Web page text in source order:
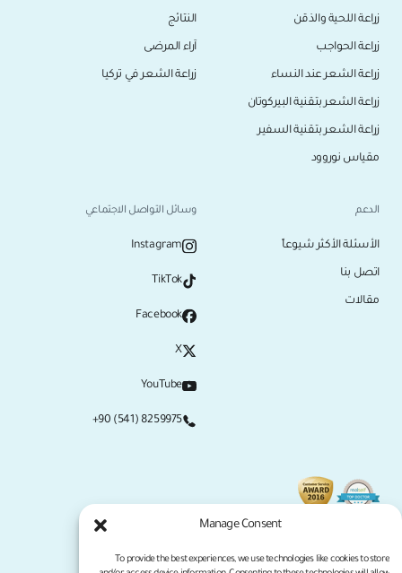
Manage Consent
To provide the best experiences, we use technologies like cookies to store
زراعة اللحية والذقن
زراعة الحواجب
زراعة الشعر عند النساء
زراعة الشعر بتقنية البيركوتان
زراعة الشعر بتقنية السفير
مقياس نوروود
النتائج
آراء المرضى
زراعة الشعر في تركيا
الدعم
الأسئلة الأكثر شيوعاً
اتصل بنا
مقالات
وسائل التواصل الاجتماعي
Instagram
TikTok
Facebook
X
YouTube
+90 (541) 8259975